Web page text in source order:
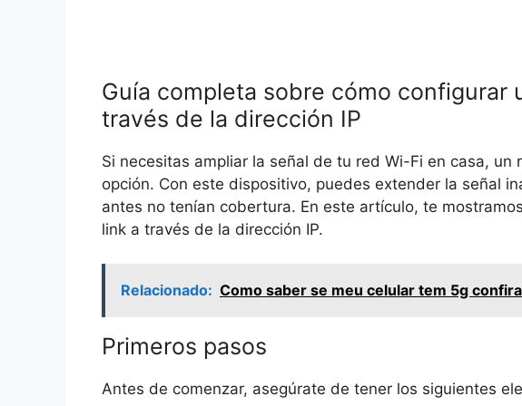
Guía completa sobre cómo configurar
través de la dirección IP
Si necesitas ampliar la señal de tu red Wi-Fi en casa,
opción. Con este dispositivo, puedes extender la señal
antes no tenían cobertura. En este artículo, te
link a través de la dirección IP.
Relacionado: Como saber se meu celular tem 5g
Primeros pasos
Antes de comenzar, asegúrate de tener los siguientes